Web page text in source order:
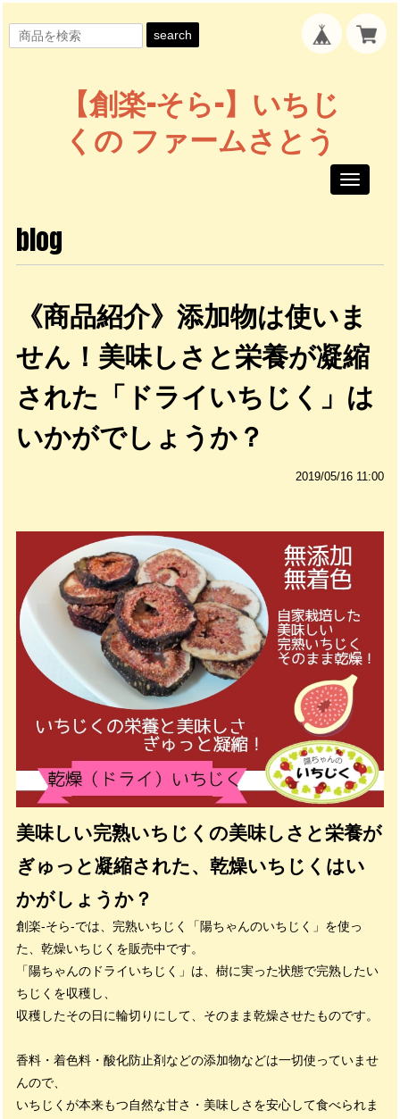
search
【創楽-そら-】いちじ
くの ファームさとう
Toggle
blog
《商品紹介》添加物は使いま
せん！美味しさと栄養が凝縮
された「ドライいちじく」は
いかがでしょうか？
2019/05/16 11:00
美味しい完熟いちじくの美味しさと栄養が
ぎゅっと凝縮された、乾燥いちじくはい
かがしょうか？
創楽-そら-では、完熟いちじく「陽ちゃんのいちじく」を使っ
た、乾燥いちじくを販売中です。
「陽ちゃんのドライいちじく」は、樹に実った状態で完熟したい
ちじくを収穫し、
収穫したその日に輪切りにして、そのまま乾燥させたものです。
香料・着色料・酸化防止剤などの添加物などは一切使っていませ
んので、
いちじくが本来もつ自然な甘さ・美味しさを安心して食べられま